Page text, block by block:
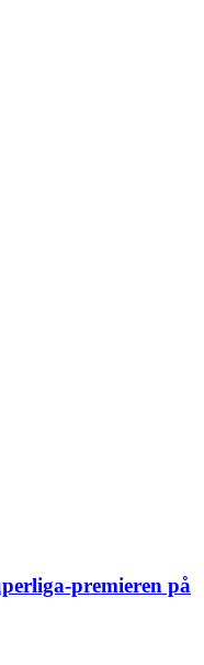
premieren på